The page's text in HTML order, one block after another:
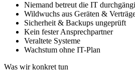
Niemand betreut die IT
Wildwuchs aus Geräten &
Sicherheit & Backups ungeprüft
Kein fester Ansprechpartner
Veraltete Systeme
Wachstum ohne IT-Plan
Was wir konkret tun